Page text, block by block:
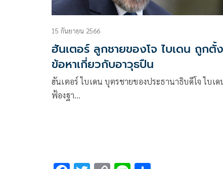
15 กันยายน 2566
ฮันเตอร์ ลูกชายของโจ ไบเดน ถูกตั้ง
ข้อหาเกี่ยวกับอาวุธปืน
ฮันเตอร์ ไบเดน บุตรชายของประธานาธิบดีโจ ไบเด
ฟ้องฐา…